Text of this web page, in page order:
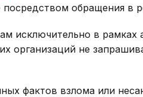
обращения в
исключительно в
организаций не
фактов взлома или